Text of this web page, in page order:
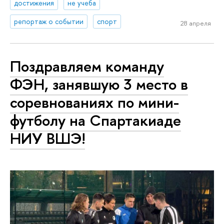
достижения
не учеба
репортаж о событии
спорт 28 апреля
Поздравляем команду
ФЭН, занявшую 3 место в
соревнованиях по мини-
футболу на Спартакиаде
НИУ ВШЭ!